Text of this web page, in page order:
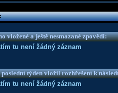
vložené a ještě nesmazané zpovědi:
tu není žádný záznam
poslední týden vložil rozhřešení k
tu není žádný záznam